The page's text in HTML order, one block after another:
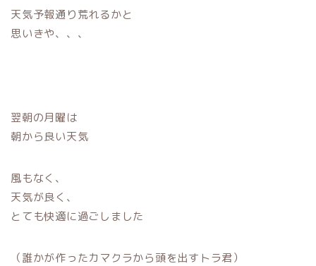
天気予報通り荒れるかと
思いきや、、、
翌朝の月曜は
朝から良い天気
風もなく、
天気が良く、
とても快適に過ごしました
（誰かが作ったカマクラから頭を出すトラ君）